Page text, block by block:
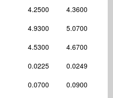
4.2500
4.3600
4.9300
5.0700
4.5300
4.6700
0.0225
0.0249
0.0700
0.0900